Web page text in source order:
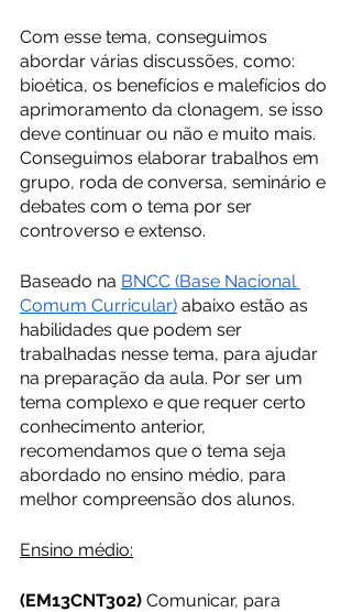
Com esse tema, conseguimos
abordar várias discussões, como:
bioética, os benefícios e malefícios do
aprimoramento da clonagem, se isso
deve continuar ou não e muito mais.
Conseguimos elaborar trabalhos em
grupo, roda de conversa, seminário e
debates com o tema por ser
controverso e extenso.
Baseado na BNCC (Base Nacional
Comum Curricular) abaixo estão as
habilidades que podem ser
trabalhadas nesse tema, para ajudar
na preparação da aula. Por ser um
tema complexo e que requer certo
conhecimento anterior,
recomendamos que o tema seja
abordado no ensino médio, para
melhor compreensão dos alunos.
Ensino médio:
(EM13CNT302) Comunicar, para